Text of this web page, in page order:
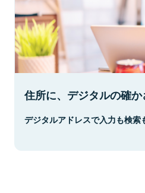
住所に、デジタルの確か
デジタルアドレスで入力も検索